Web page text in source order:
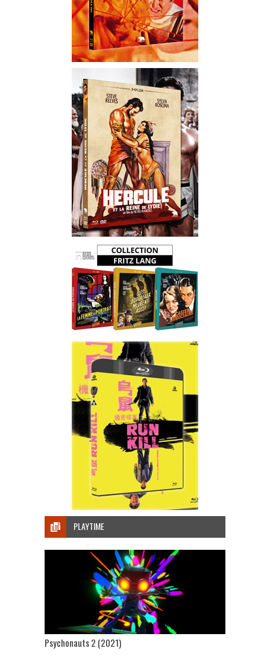
PLAYTIME
Psychonauts 2 (2021)